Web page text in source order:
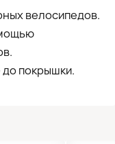
велосипедов.
до покрышки.